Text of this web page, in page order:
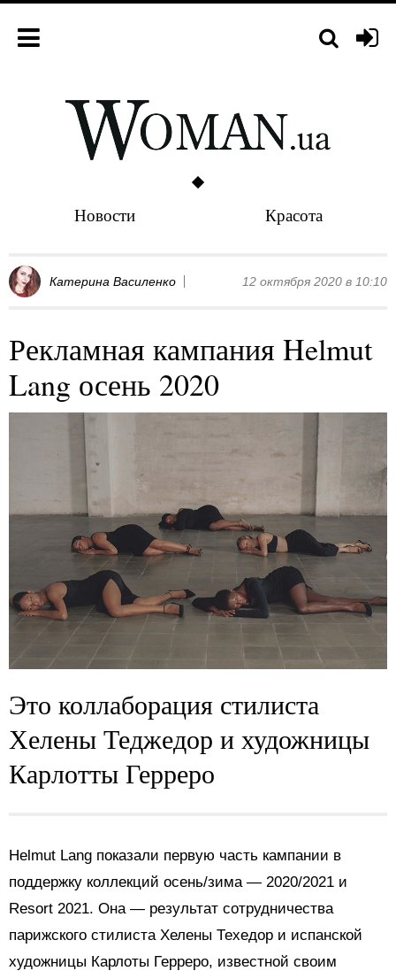
Новости Красота
Катерина Василенко 12 октября 2020 в 10:10
Рекламная кампания Helmut
Lang осень 2020
Это коллаборация стилиста
Хелены Теджедор и художницы
Карлотты Герреро
Helmut Lang показали первую часть кампании в
поддержку коллекций осень/зима — 2020/2021 и
Resort 2021. Она — результат сотрудничества
парижского стилиста Хелены Техедор и испанской
художницы Карлоты Герреро, известной своим